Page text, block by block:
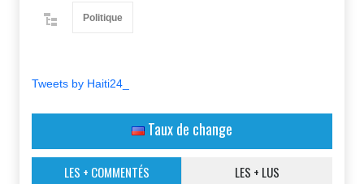
Politique
Tweets by Haiti24_
Taux de change
LES + COMMENTÉS LES + LUS